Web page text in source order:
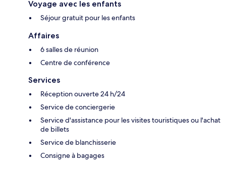
Voyage avec les enfants
Séjour gratuit pour les enfants
Affaires
6 salles de réunion
Centre de conférence
Services
Réception ouverte 24 h/24
Service de conciergerie
Service d'assistance pour les visites touristiques ou l'achat
de billets
Service de blanchisserie
Consigne à bagages